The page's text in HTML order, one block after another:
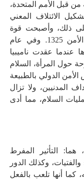
قبل الأمم المتحدة،
الائتلاف المعني
على ذلك، وأصبحت قوة
الضغط الرئيسية لإنشاء قرار مجلس الأمن 1325. وفي عام
عندما عقدت ناميبيا
حول المرأة، السلام
الدولي بالطبيعة
المدنيين، ولا تزال
السلام، مما أدى
رئيسيتين، هما: التأثير المفرط
وكذلك الدور
كما أنها تلعب بالفعل